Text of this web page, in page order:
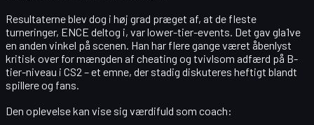
Resultaterne blev dog i høj grad præget af, at de fleste
turneringer, ENCE deltog i, varlower-tier-events. Det gav gla1ve
en anden vinkel på scenen. Han har flere gange været åbenlyst
kritisk over for mængden af cheating og tvivlsom adfærd på B-
tier-niveau i CS2 – et emne, der stadig diskuteres heftigt blandt
spillere og fans.
Den oplevelse kan vise sig værdifuld som coach: